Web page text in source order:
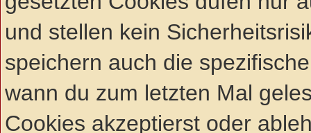
und stellen kein
speichern auch die
wann du zum letzten Mal
Cookies akzeptierst oder